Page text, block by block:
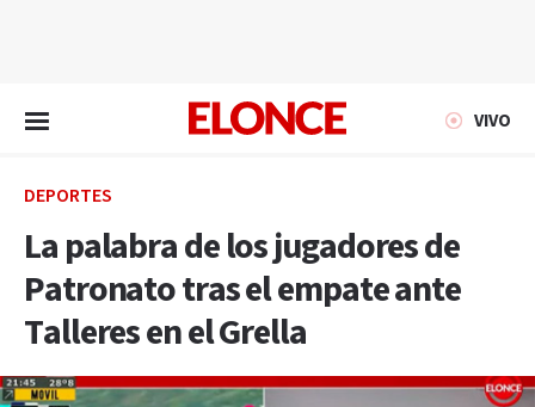
VIVO
DEPORTES
La palabra de los jugadores de
Patronato tras el empate ante
Talleres en el Grella